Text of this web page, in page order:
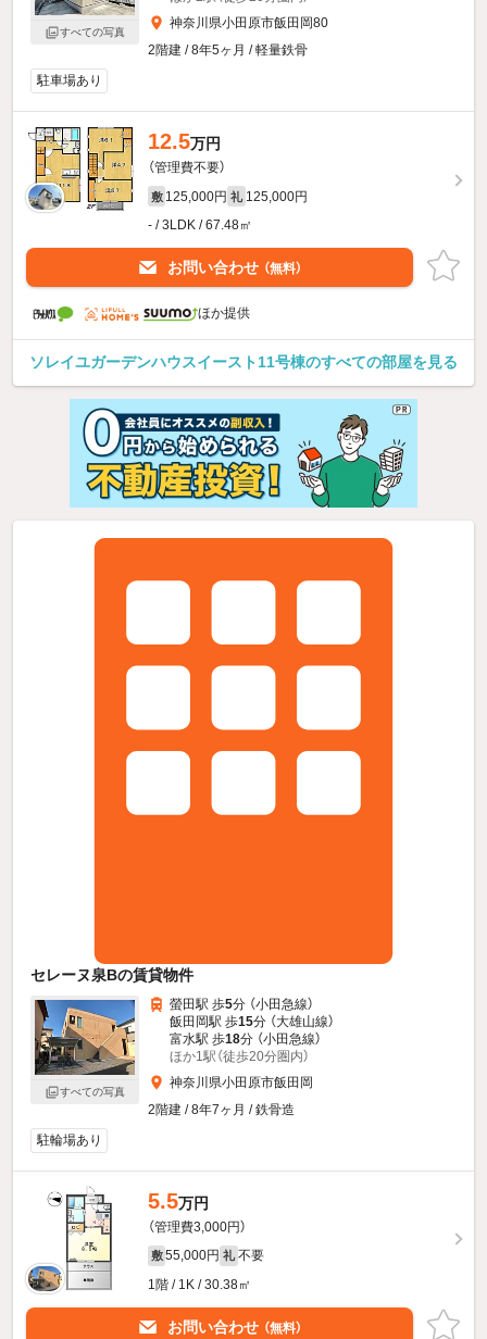
すべての写真
神奈川県小田原市飯田岡80
2階建 / 8年5ヶ月 / 軽量鉄骨
駐車場あり
12.5万円
（管理費不要）
敷 125,000円 礼 125,000円
- / 3LDK / 67.48㎡
お問い合わせ （無料）
ほか提供
ソレイユガーデンハウスイースト11号棟のすべての部屋を見る
セレーヌ泉Bの賃貸物件
すべての写真
螢田駅 歩5分 （小田急線）
飯田岡駅 歩15分 （大雄山線）
富水駅 歩18分 （小田急線）
ほか1駅（徒歩20分圏内）
神奈川県小田原市飯田岡
2階建 / 8年7ヶ月 / 鉄骨造
駐輪場あり
5.5万円
（管理費3,000円）
敷 55,000円 礼 不要
1階 / 1K / 30.38㎡
お問い合わせ （無料）